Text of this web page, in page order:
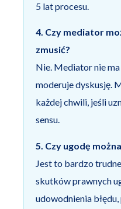
5 lat procesu.
4. Czy mediator
zmusić?
Nie. Mediator nie ma
moderuje dyskusję.
każdej chwili, jeśli
sensu.
5. Czy ugodę
Jest to bardzo
skutków prawnych
udowodnienia